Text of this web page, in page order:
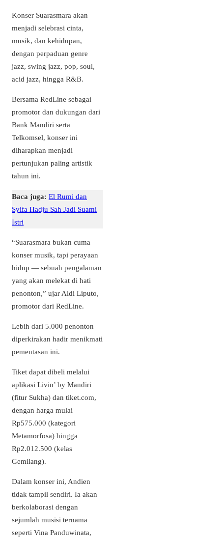
Konser Suarasmara akan
menjadi selebrasi cinta,
musik, dan kehidupan,
dengan perpaduan genre
jazz, swing jazz, pop, soul,
acid jazz, hingga R&B.
Bersama RedLine sebagai
promotor dan dukungan dari
Bank Mandiri serta
Telkomsel, konser ini
diharapkan menjadi
pertunjukan paling artistik
tahun ini.
Baca juga: El Rumi dan
Syifa Hadju Sah Jadi Suami
Istri
“Suarasmara bukan cuma
konser musik, tapi perayaan
hidup — sebuah pengalaman
yang akan melekat di hati
penonton,” ujar Aldi Liputo,
promotor dari RedLine.
Lebih dari 5.000 penonton
diperkirakan hadir menikmati
pementasan ini.
Tiket dapat dibeli melalui
aplikasi Livin’ by Mandiri
(fitur Sukha) dan tiket.com,
dengan harga mulai
Rp575.000 (kategori
Metamorfosa) hingga
Rp2.012.500 (kelas
Gemilang).
Dalam konser ini, Andien
tidak tampil sendiri. Ia akan
berkolaborasi dengan
sejumlah musisi ternama
seperti Vina Panduwinata,